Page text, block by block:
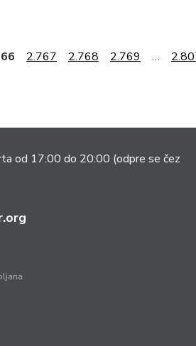
2.767 2.768 2.769 …
od 17:00 do 20:00 (odpre se čez